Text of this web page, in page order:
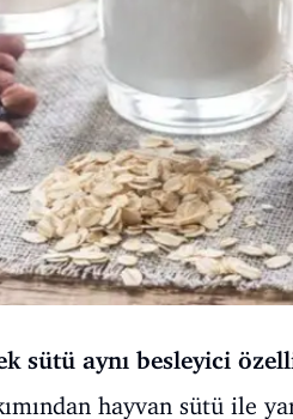
sütü aynı besleyici
hayvan sütü ile